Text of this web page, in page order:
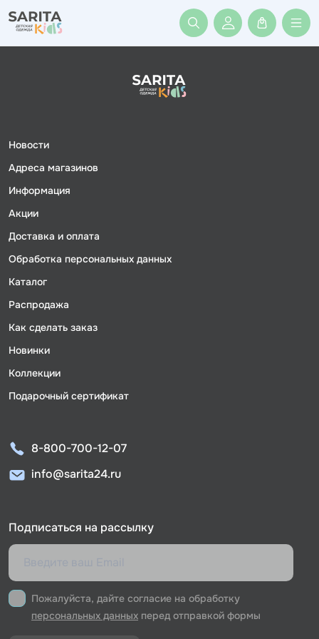
Войти или
Новости
Адреса магазинов
Информация
Акции
Доставка и оплата
Обработка персональных данных
Каталог
Распродажа
Как сделать заказ
Новинки
Коллекции
Подарочный сертификат
8-800-700-12-07
info@sarita24.ru
Подписаться на рассылку
Пожалуйста, дайте согласие на обработку
персональных данных перед отправкой формы